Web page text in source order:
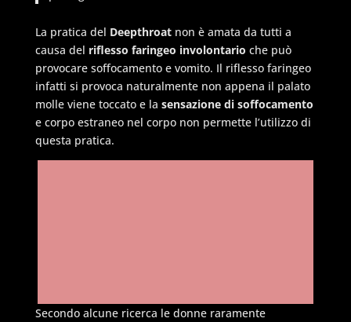
La pratica del Deepthroatnon è amata da tutti a
causa del riflesso faringeo involontario che può
provocare soffocamento e vomito. Il riflesso faringeo
infatti si provoca naturalmente non appena il palato
molle viene toccato e la sensazione di soffocamento
e corpo estraneo nel corpo non permette l’utilizzo di
questa pratica.
Secondo alcune ricerca le donne raramente